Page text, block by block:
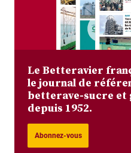
Le Betteravier
le journal de
betterave-sucre et
depuis 1952.
Abonnez-vous